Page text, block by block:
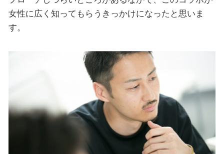
女性に広く知ってもらうきっかけになったと思いま
す。